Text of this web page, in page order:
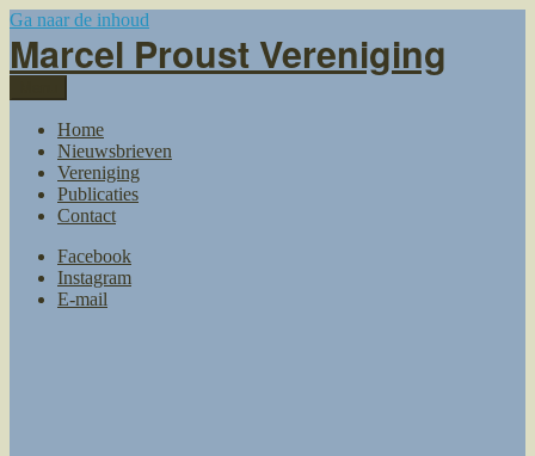
Ga naar de inhoud
Marcel Proust Vereniging
Home
Nieuwsbrieven
Vereniging
Publicaties
Contact
Facebook
Instagram
E-mail